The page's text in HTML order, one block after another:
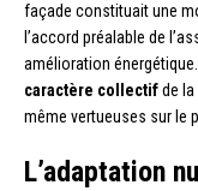
façade constituait une
l’accord préalable de
amélioration
caractère collectifde
même vertueuses sur le
L’adaptation